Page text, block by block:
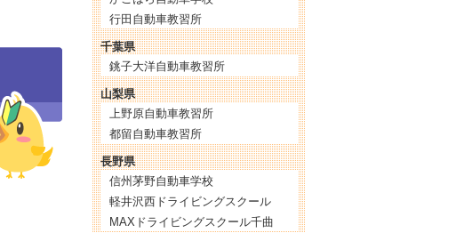
行田自動車教習所
千葉県
銚子大洋自動車教習所
山梨県
上野原自動車教習所
都留自動車教習所
長野県
信州茅野自動車学校
軽井沢西ドライビングスクール
MAXドライビングスクール千曲